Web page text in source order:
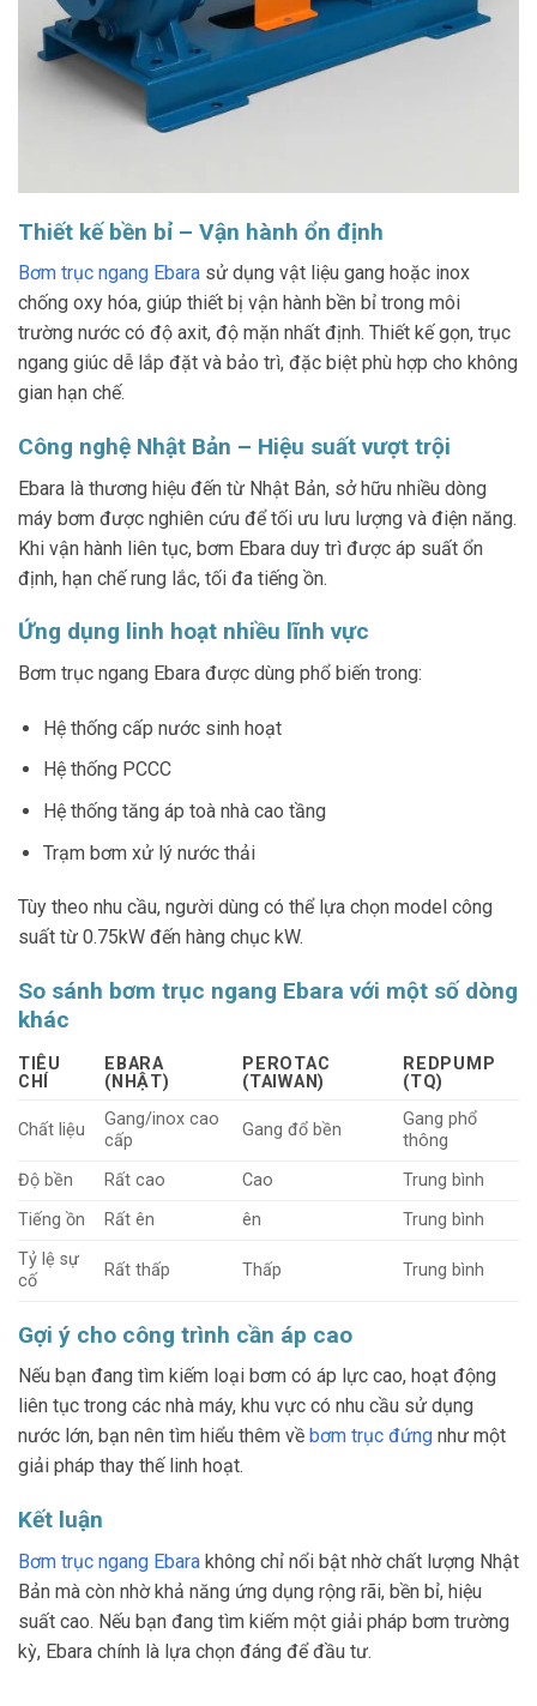
Thiết kế bền bỉ – Vận hành ổn định
Bơm trục ngang Ebara sử dụng vật liệu gang hoặc inox
chống oxy hóa, giúp thiết bị vận hành bền bỉ trong môi
trường nước có độ axit, độ mặn nhất định. Thiết kế gọn, trục
ngang giúc dễ lắp đặt và bảo trì, đặc biệt phù hợp cho không
gian hạn chế.
Công nghệ Nhật Bản – Hiệu suất vượt trội
Ebara là thương hiệu đến từ Nhật Bản, sở hữu nhiều dòng
máy bơm được nghiên cứu để tối ưu lưu lượng và điện năng.
Khi vận hành liên tục, bơm Ebara duy trì được áp suất ổn
định, hạn chế rung lắc, tối đa tiếng ồn.
Ứng dụng linh hoạt nhiều lĩnh vực
Bơm trục ngang Ebara được dùng phổ biến trong:
Hệ thống cấp nước sinh hoạt
Hệ thống PCCC
Hệ thống tăng áp toà nhà cao tầng
Trạm bơm xử lý nước thải
Tùy theo nhu cầu, người dùng có thể lựa chọn model công
suất từ 0.75kW đến hàng chục kW.
So sánh bơm trục ngang Ebara với một số dòng
khác
TIÊU
CHÍ
EBARA
(NHẬT)
PEROTAC
(TAIWAN)
REDPUMP
(TQ)
Chất liệu
Gang/inox cao
cấp
Gang đổ bền
Gang phổ
thông
Độ bền
Rất cao Cao
Trung bình
Tiếng ồn
Rất ên ên
Trung bình
Tỷ lệ sự
cố
Rất thấp Thấp Trung bình
Gợi ý cho công trình cần áp cao
Nếu bạn đang tìm kiếm loại bơm có áp lực cao, hoạt động
liên tục trong các nhà máy, khu vực có nhu cầu sử dụng
nước lớn, bạn nên tìm hiểu thêm về bơm trục đứng như một
giải pháp thay thế linh hoạt.
Kết luận
Bơm trục ngang Ebara không chỉ nổi bật nhờ chất lượng Nhật
Bản mà còn nhờ khả năng ứng dụng rộng rãi, bền bỉ, hiệu
suất cao. Nếu bạn đang tìm kiếm một giải pháp bơm trường
kỳ, Ebara chính là lựa chọn đáng để đầu tư.